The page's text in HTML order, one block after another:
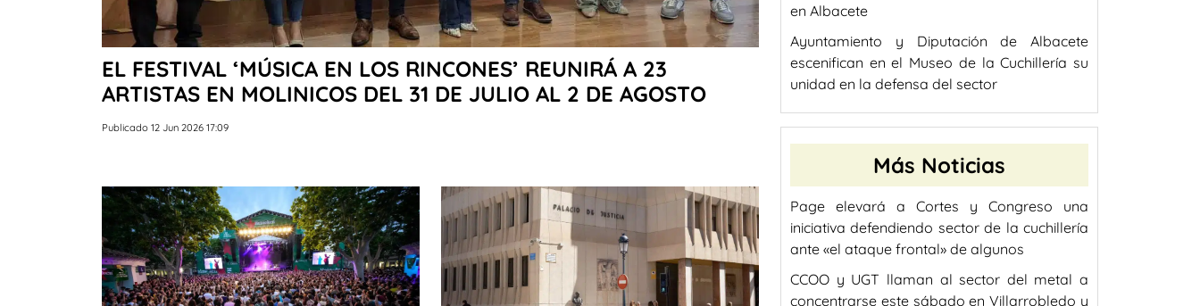
EL FESTIVAL ‘MÚSICA EN LOS RINCONES’ REUNIRÁ A 23
ARTISTAS EN MOLINICOS DEL 31 DE JULIO AL 2 DE AGOSTO
Publicado 12 Jun 2026 17:09
en Albacete
Ayuntamiento y Diputación de Albacete
escenifican en el Museo de la Cuchillería su
unidad en la defensa del sector
Más Noticias
Page elevará a Cortes y Congreso una
iniciativa defendiendo sector de la cuchillería
ante «el ataque frontal» de algunos
CCOO y UGT llaman al sector del metal a
concentrarse este sábado en Villarrobledo y